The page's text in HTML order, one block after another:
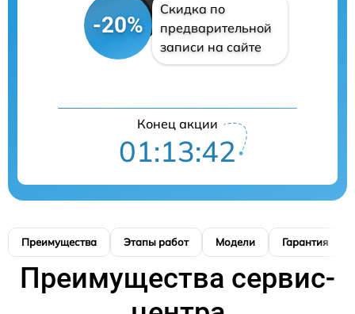
-20%
Скидка по
предварительной
записи на сайте
Конец акции
01:13:42
Преимущества Этапы работ Модели Гарантия
Преимущества сервис-